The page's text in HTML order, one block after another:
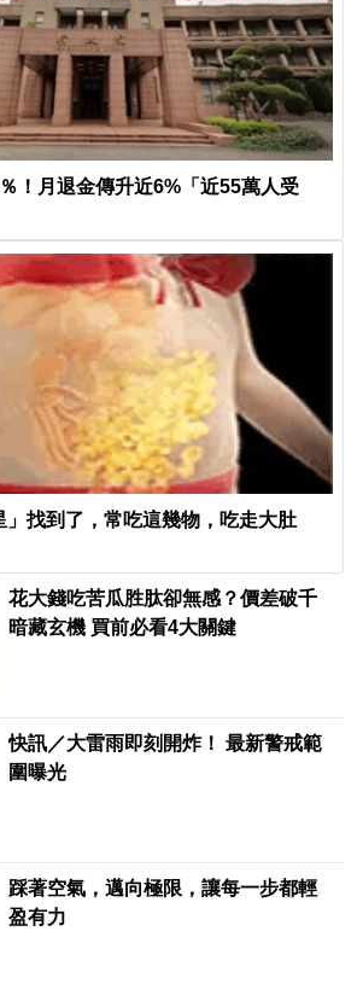
！月退金傳升近6%「近55萬人受
」找到了，常吃這幾物，吃走大肚
花大錢吃苦瓜胜肽卻無感？價差破千
暗藏玄機 買前必看4大關鍵
快訊／大雷雨即刻開炸！ 最新警戒範
圍曝光
踩著空氣，邁向極限，讓每一步都輕
盈有力